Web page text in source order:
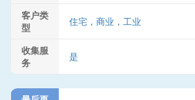
客户类
型
住宅，商业，工业
收集服
务
是